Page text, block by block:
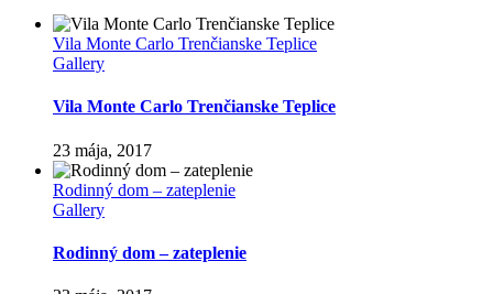
Vila Monte Carlo Trenčianske Teplice
Gallery
Vila Monte Carlo Trenčianske Teplice
23 mája, 2017
Rodinný dom – zateplenie
Gallery
Rodinný dom – zateplenie